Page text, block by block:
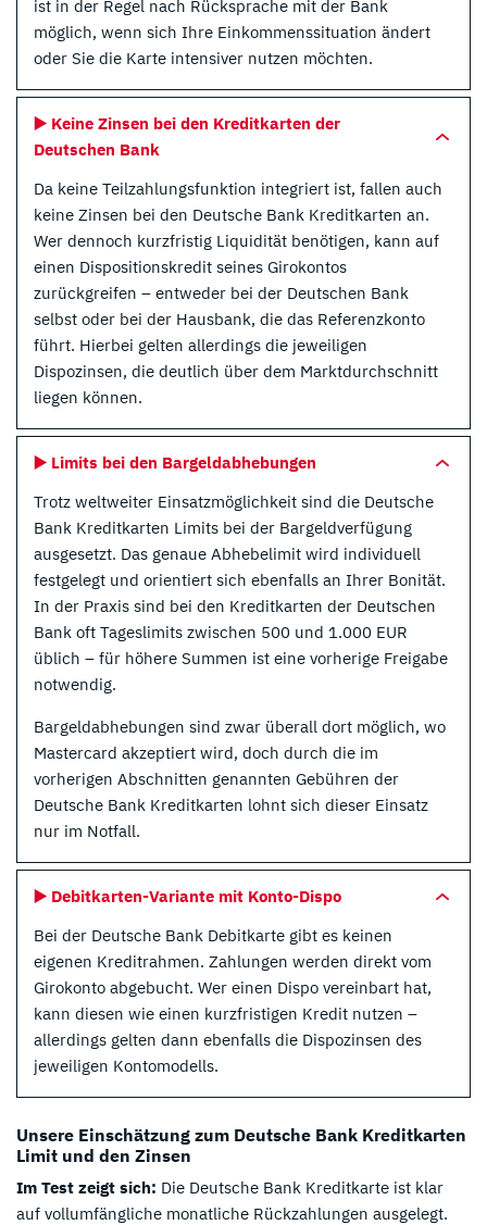
ist in der Regel nach Rücksprache mit der Bank
möglich, wenn sich Ihre Einkommenssituation ändert
oder Sie die Karte intensiver nutzen möchten.
▶️ Keine Zinsen bei den Kreditkarten der
Deutschen Bank
Da keine Teilzahlungsfunktion integriert ist, fallen auch
keine Zinsen bei den Deutsche Bank Kreditkarten an.
Wer dennoch kurzfristig Liquidität benötigen, kann auf
einen Dispositionskredit seines Girokontos
zurückgreifen – entweder bei der Deutschen Bank
selbst oder bei der Hausbank, die das Referenzkonto
führt. Hierbei gelten allerdings die jeweiligen
Dispozinsen, die deutlich über dem Marktdurchschnitt
liegen können.
▶️ Limits bei den Bargeldabhebungen
Trotz weltweiter Einsatzmöglichkeit sind die Deutsche
Bank Kreditkarten Limits bei der Bargeldverfügung
ausgesetzt. Das genaue Abhebelimit wird individuell
festgelegt und orientiert sich ebenfalls an Ihrer Bonität.
In der Praxis sind bei den Kreditkarten der Deutschen
Bank oft Tageslimits zwischen 500 und 1.000 EUR
üblich – für höhere Summen ist eine vorherige Freigabe
notwendig.
Bargeldabhebungen sind zwar überall dort möglich, wo
Mastercard akzeptiert wird, doch durch die im
vorherigen Abschnitten genannten Gebühren der
Deutsche Bank Kreditkarten lohnt sich dieser Einsatz
nur im Notfall.
▶️ Debitkarten-Variante mit Konto-Dispo
Bei der Deutsche Bank Debitkarte gibt es keinen
eigenen Kreditrahmen. Zahlungen werden direkt vom
Girokonto abgebucht. Wer einen Dispo vereinbart hat,
kann diesen wie einen kurzfristigen Kredit nutzen –
allerdings gelten dann ebenfalls die Dispozinsen des
jeweiligen Kontomodells.
Unsere Einschätzung zum Deutsche Bank Kreditkarten
Limit und den Zinsen
Im Test zeigt sich: Die Deutsche Bank Kreditkarte ist klar
auf vollumfängliche monatliche Rückzahlungen ausgelegt.